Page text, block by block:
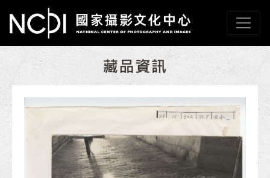
跳到主要內容
國家攝影文化中心
網頁導覽